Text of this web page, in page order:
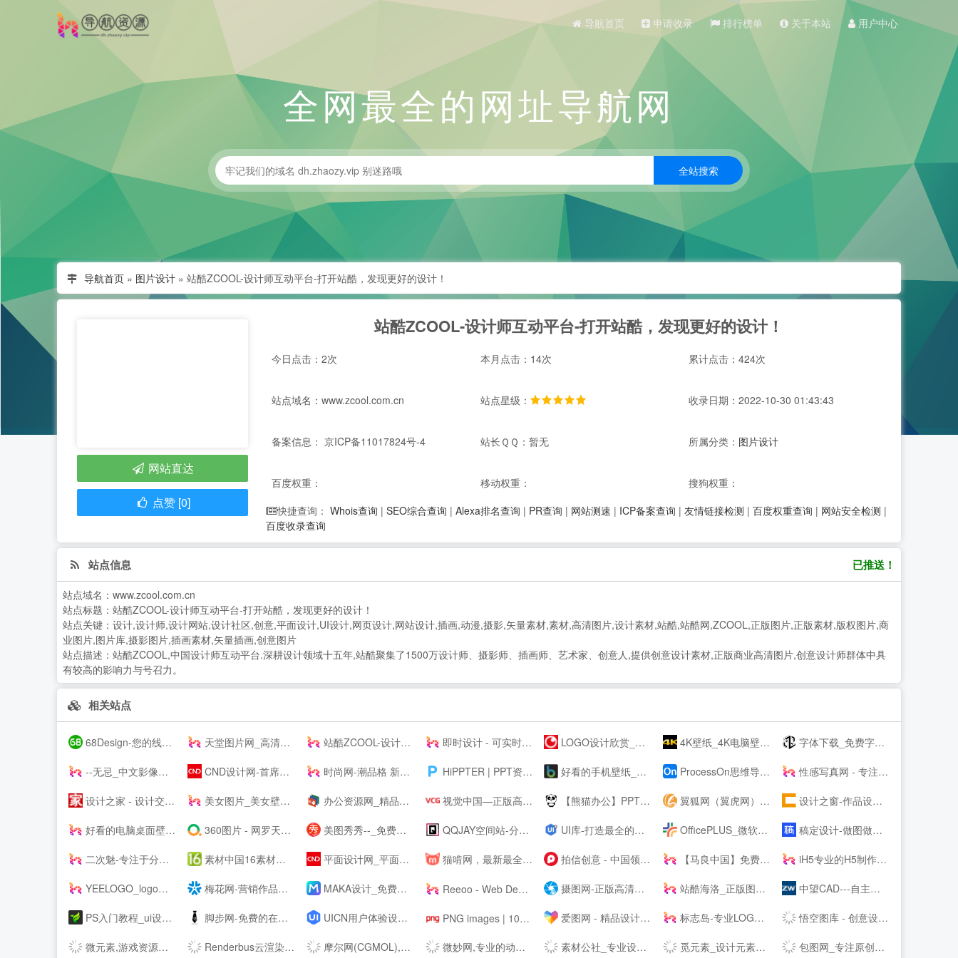
导航首页 申请收录 排行榜单 关于本站 用户中心
全网最全的网址导航网
导航首页 » 图片设计 » 站酷ZCOOL-设计师互动平台-打开站酷，发现更好的设计！
站酷ZCOOL-设计师互动平台-打开站酷，发现更好的设计！
今日点击：2次 本月点击：14次 累计点击：424次
站点域名：www.zcool.com.cn 站点星级： 收录日期：2022-10-30 01:43:43
备案信息： 京ICP备11017824号-4 站长ＱＱ：暂无 所属分类： 图片设计
百度权重： 移动权重： 搜狗权重：
快捷查询： Whois查询 | SEO综合查询 | Alexa排名查询 | PR查询 | 网站测速 | ICP备案查询 | 友情链接检测 | 百度权重查询 | 网站安全检测 |
百度收录查询
网站直达
点赞 [0]
站点信息 已推送！
站点域名： www.zcool.com.cn
站点标题： 站酷ZCOOL-设计师互动平台-打开站酷，发现更好的设计！
站点关键： 设计,设计师,设计网站,设计社区,创意,平面设计,UI设计,网页设计,网站设计,插画,动漫,摄影,矢量素材,素材,高清图片,设计素材,站酷,站酷网,ZCOOL,正版图片,正版素材,版权图片,商
业图片,图片库,摄影图片,插画素材,矢量插画,创意图片
站点描述： 站酷ZCOOL,中国设计师互动平台.深耕设计领域十五年,站酷聚集了1500万设计师、摄影师、插画师、艺术家、创意人,提供创意设计素材,正版商业高清图片,创意设计师群体中具
有较高的影响力与号召力。
相关站点
68Design-您的线上设计部，找设计师远程工作专业平台 天堂图片网_高清无水印图片大全，唯美图片、桌面壁纸、高清图片素材大全 站酷ZCOOL-设计师互动平台-打开站酷，发现更好的设计！ 即时设计 - 可实时协作的专业 UI 设计工具 LOGO设计欣赏_国外标志设计欣赏 - LOGO圈 4K壁纸_4K电脑壁纸_4K高清壁纸下载_4K,5K,6K,7K,8K壁纸图片素材_彼岸图网 字体下载_免费字体下载_商用字体设计定制--字魂网
--无忌_中文影像生活门户 CND设计网-首席设计师网络媒体,为设计师提供有效的传播和服务,设计网络首选品牌,设计网络首选品牌 时尚网-潮品格 新时尚 HiPPTER | PPT资源导航 | PPT模板图表等设计素材免费下载 好看的手机壁纸_高清手机壁纸图片_苹果手机壁纸下载－手机壁纸大全 ProcessOn思维导图、流程图-思维导图模板_思维导图软件免费下载_在线作图协作工具 性感写真网 - 专注优秀的美图资源分享
设计之家 - 设计交流互动平台 - 传播先进设计理念 推动原创设计发展 美女图片_美女壁纸_写真女神_极品尤物_宅男女神尽在—奇妙尤物网 办公资源网_精品PPT模板下载网站_海量办公素材资源可供下载_动起办公 视觉中国—正版高清图片、视频、音乐、字体下载—商业图片下载网站 【熊猫办公】PPT模板，创意设计素材 高效办公在熊猫 翼狐网（翼虎网）-学设计，上翼狐！ 设计之窗-作品设计及备案门户
好看的电脑桌面壁纸_高清壁纸下载-壁纸图片大全 360图片 - 网罗天下美图 美图秀秀--_免费在线P图抠图拼图_证件照制作 QQJAY空间站-分享QQ网名 个性签名 QQ分组 日志 QQ头像 空间素材 QQ空间 皮肤等内容 UI库-打造最全的UI素材库 OfficePLUS_微软官方Office模板服务平台_ppt模板_会员免费_工作总结_求职简历 稿定设计-做图做视频必备_在线设计神器_海量版权素材模板
二次魅-专注于分享国内外高清精品二次元电脑手机图片壁纸 素材中国16素材网 - 素材中国16素材网 平面设计网_平面设计作品欣赏-设计网 猫啃网，最新最全的可免费商用中文字体下载网站！喵啃~ 拍信创意 - 中国领先的创意内容素材平台 素材网 素材库 高清图片视频源文件下载 【马良中国】免费3Dmax视频教程_3D室内设计_室外建筑_动画漫游设计学习视频-马良中国maliang.com iH5专业的H5制作工具
YEELOGO_logo在线制作 梅花网-营销作品宝库 MAKA设计_免费H5页面制作,电子婚礼请帖制作,海量免费设计模板,电子邀请函模板,微信营销,h5制作,微场景和模板素材设计分享平台 Reeoo - Web Design Inspiration and Website Gallery 摄图网-正版高清图片免费下载_商用设计素材图库 站酷海洛_正版图片_视频_字体_音乐素材交易平台_站酷旗下品牌 中望CAD---自主研发的二三维CAD软件机械设计制图软件免费下载及初学入门教程
PS入门教程_ui设计教程_淘宝美工教程_电商设计_设计教程_设计素材_字体下载_设计先锋网 脚步网-免费的在线简历制作平台-3万套个人简历模板 UICN用户体验设计平台 PNG images | 100 000+ Free PNG images 爱图网 - 精品设计图片素材aiimg.com 标志岛-专业LOGO素材下载平台 悟空图库 - 创意设计素材，PPT模板，Word模板，高效办公尽在悟空
微元素,游戏资源下载,游戏原画,手机游戏资源,游戏开发资源 - Element3ds.com! Renderbus云渲染农场-海量机器云渲染平台,高效3D云渲染服务 摩尔网(CGMOL),3D模型免费共享,--交易平台,设计师互动平台,分享改变未来 微妙网,专业的动画师、特效师、CG模型设计师网站！ - wmiao.com 素材公社_专业设计素材网_高清图片网站 觅元素_设计元素的免费下载网站_免抠素材51yuansu.com 包图网_专注原创商用设计图片下载，会员免费设计素材模板独家图库